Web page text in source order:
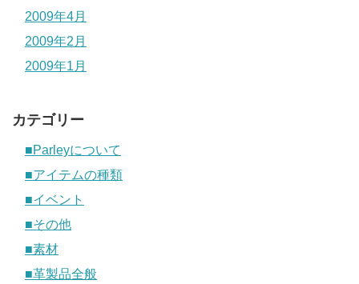
2009年4月
2009年2月
2009年1月
カテゴリー
■Parleyについて
■アイテムの種類
■イベント
■その他
■素材
■革製品全般